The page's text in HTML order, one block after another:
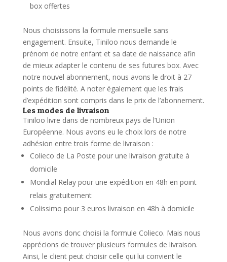
box offertes
Nous choisissons la formule mensuelle sans
engagement. Ensuite, Tiniloo nous demande le
prénom de notre enfant et sa date de naissance afin
de mieux adapter le contenu de ses futures box. Avec
notre nouvel abonnement, nous avons le droit à 27
points de fidélité. A noter également que les frais
d’expédition sont compris dans le prix de l’abonnement.
Les modes de livraison
Tiniloo livre dans de nombreux pays de l’Union
Européenne. Nous avons eu le choix lors de notre
adhésion entre trois forme de livraison :
Colieco de La Poste pour une livraison gratuite à
domicile
Mondial Relay pour une expédition en 48h en point
relais gratuitement
Colissimo pour 3 euros livraison en 48h à domicile
Nous avons donc choisi la formule Colieco. Mais nous
apprécions de trouver plusieurs formules de livraison.
Ainsi, le client peut choisir celle qui lui convient le